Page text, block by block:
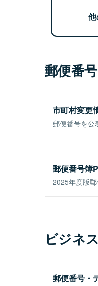
郵便番
市町村変更
郵便番号を公
郵便番号簿
2025年度版
ビジネ
郵便番号・